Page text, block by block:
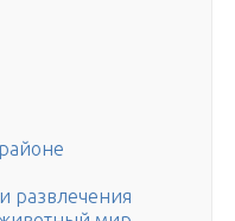
развлечения